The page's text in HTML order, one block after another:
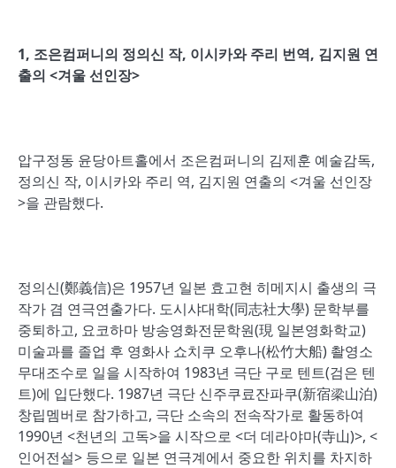
1, 조은컴퍼니의 정의신 작, 이시카와 주리 번역, 김지원 연
출의 <겨울 선인장>
압구정동 윤당아트홀에서 조은컴퍼니의 김제훈 예술감독,
정의신 작, 이시카와 주리 역, 김지원 연출의 <겨울 선인장
>을 관람했다.
정의신(鄭義信)은 1957년 일본 효고현 히메지시 출생의 극
작가 겸 연극연출가다. 도시샤대학(同志社大學) 문학부를
중퇴하고, 요코하마 방송영화전문학원(現 일본영화학교)
미술과를 졸업 후 영화사 쇼치쿠 오후나(松竹大船) 촬영소
무대조수로 일을 시작하여 1983년 극단 구로 텐트(검은 텐
트)에 입단했다. 1987년 극단 신주쿠료잔파쿠(新宿梁山泊)
창립멤버로 참가하고, 극단 소속의 전속작가로 활동하여
1990년 <천년의 고독>을 시작으로 <더 데라야마(寺山)>, <
인어전설> 등으로 일본 연극계에서 중요한 위치를 차지하